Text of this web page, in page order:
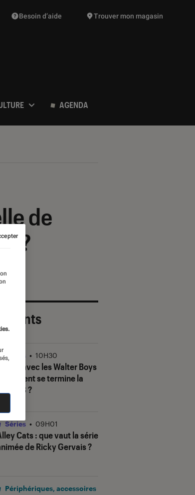
suggestions de produits vont vous être proposées
Besoin d’aide Trouver mon magasin
AGENDA
de
?
Ma vie avec les Walter Boys
: comment se termine la
saison 3 ?
Séries • 10H30
Cats: que vaut la série
de Ricky Gervais ?
Séries • 09H01
Périphériques, accessoires